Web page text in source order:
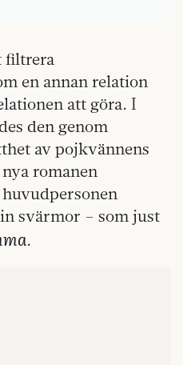
filtrera
en annan relation
att göra. I
den genom
av pojkvännens
romanen
svärmor – som just
.